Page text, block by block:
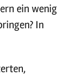
ein wenig
In